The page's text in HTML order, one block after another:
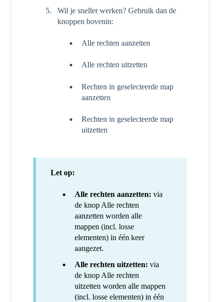
Wil je sneller werken? Gebruik dan de
knoppen bovenin:
Alle rechten aanzetten
Alle rechten uitzetten
Rechten in geselecteerde map
aanzetten
Rechten in geselecteerde map
uitzetten
Let op:
Alle rechten aanzetten: via
de knop Alle rechten
aanzetten worden alle
mappen (incl. losse
elementen) in één keer
aangezet.
Alle rechten uitzetten: via
de knop Alle rechten
uitzetten worden alle mappen
(incl. losse elementen) in één